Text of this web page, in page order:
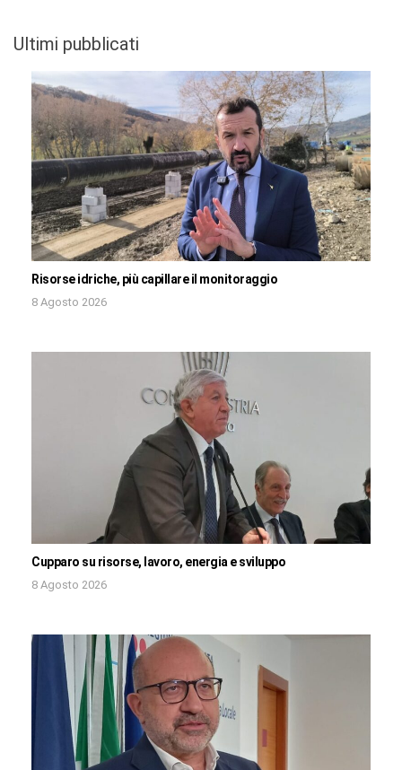
Ultimi pubblicati
Risorse idriche, più capillare il monitoraggio
8 Agosto 2026
Cupparo su risorse, lavoro, energia e sviluppo
8 Agosto 2026